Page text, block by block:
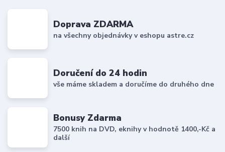
Doprava ZDARMA
na všechny objednávky v eshopu astre.cz
Doručení do 24 hodin
vše máme skladem a doručíme do druhého dne
Bonusy Zdarma
7500 knih na DVD, eknihy v hodnotě 1400,-Kč a
další